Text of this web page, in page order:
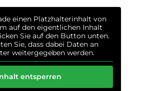
einen Platzhalterinhalt von
auf den eigentlichen Inhalt
Sie auf den Button unten.
Sie, dass dabei Daten an
weitergegeben werden.
entsperren